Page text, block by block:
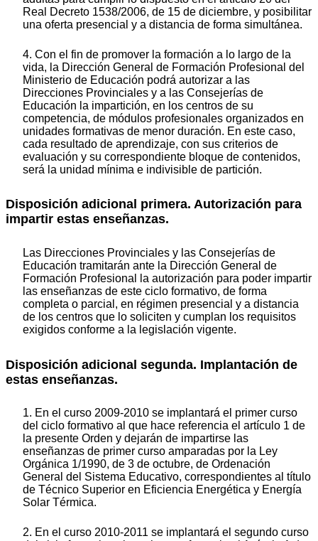
Real Decreto 1538/2006, de 15 de diciembre, y posibilitar
una oferta presencial y a distancia de forma simultánea.
4. Con el fin de promover la formación a lo largo de la
vida, la Dirección General de Formación Profesional del
Ministerio de Educación podrá autorizar a las
Direcciones Provinciales y a las Consejerías de
Educación la impartición, en los centros de su
competencia, de módulos profesionales organizados en
unidades formativas de menor duración. En este caso,
cada resultado de aprendizaje, con sus criterios de
evaluación y su correspondiente bloque de contenidos,
será la unidad mínima e indivisible de partición.
Disposición adicional primera. Autorización para
impartir estas enseñanzas.
Las Direcciones Provinciales y las Consejerías de
Educación tramitarán ante la Dirección General de
Formación Profesional la autorización para poder impartir
las enseñanzas de este ciclo formativo, de forma
completa o parcial, en régimen presencial y a distancia
de los centros que lo soliciten y cumplan los requisitos
exigidos conforme a la legislación vigente.
Disposición adicional segunda. Implantación de
estas enseñanzas.
1. En el curso 2009-2010 se implantará el primer curso
del ciclo formativo al que hace referencia el artículo 1 de
la presente Orden y dejarán de impartirse las
enseñanzas de primer curso amparadas por la Ley
Orgánica 1/1990, de 3 de octubre, de Ordenación
General del Sistema Educativo, correspondientes al título
de Técnico Superior en Eficiencia Energética y Energía
Solar Térmica.
2. En el curso 2010-2011 se implantará el segundo curso